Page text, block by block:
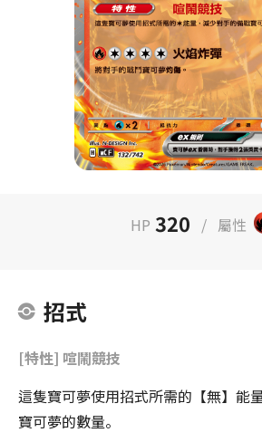
HP 320 / 屬性
招式
[特性] 喧鬧競技
這隻寶可夢使用招式所需的【無】能
寶可夢的數量。